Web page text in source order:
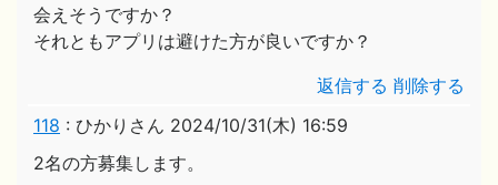
会えそうですか？
それともアプリは避けた方が良いですか？
返信する 削除する
118 : ひかりさん 2024/10/31(木) 16:59
2名の方募集します。